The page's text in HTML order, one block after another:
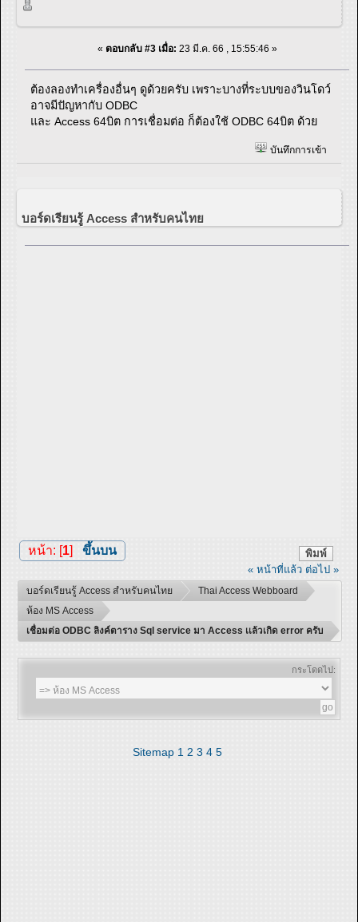
« ตอบกลับ #3 เมื่อ: 23 มี.ค. 66 , 15:55:46 »
ต้องลองทำเครื่องอื่นๆ ดูด้วยครับ เพราะบางที่ระบบของวินโดว์
อาจมีปัญหากับ ODBC
และ Access 64บิต การเชื่อมต่อ ก็ต้องใช้ ODBC 64บิต ด้วย
บันทึกการเข้า
บอร์ดเรียนรู้ Access สำหรับคนไทย
พิมพ์
หน้า: [1] ขึ้นบน
« หน้าที่แล้ว ต่อไป »
บอร์ดเรียนรู้ Access สำหรับคนไทย
Thai Access Webboard
ห้อง MS Access
เชื่อมต่อ ODBC ลิงค์ตาราง Sql service มา Access เเล้วเกิด error ครับ
กระโดดไป:
Sitemap 1 2 3 4 5